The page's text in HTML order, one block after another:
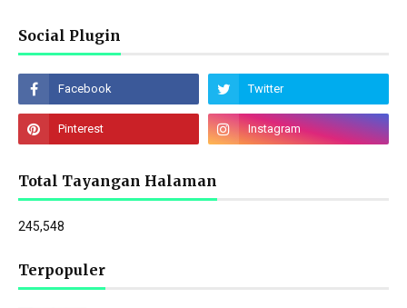
Social Plugin
Total Tayangan Halaman
245,548
Terpopuler